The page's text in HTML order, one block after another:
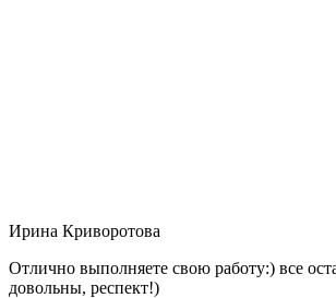
Ирина Криворотова
Отлично выполняете свою работу:) все
довольны, респект!)